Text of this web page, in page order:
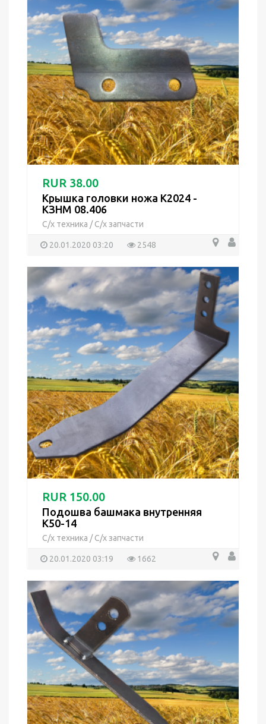
RUR 38.00
Крышка головки ножа К2024 -
КЗНМ 08.406
С/х техника /С/х запчасти
20.01.2020 03:20 2548
RUR 150.00
Подошва башмака внутренняя
К50-14
С/х техника /С/х запчасти
20.01.2020 03:19 1662